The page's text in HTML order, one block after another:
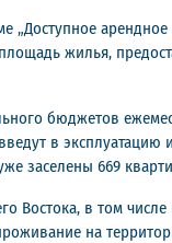
„Доступное
жилья,
бюджетов
в
заселены 669
Востока, в том
на